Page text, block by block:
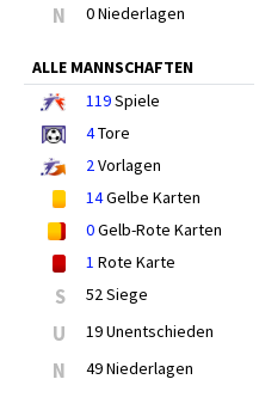
N 0 Niederlagen
ALLE MANNSCHAFTEN
119Spiele
4Tore
2 Vorlagen
14Gelbe Karten
0Gelb-Rote Karten
1 Rote Karte
S 52 Siege
U 19 Unentschieden
N 49 Niederlagen